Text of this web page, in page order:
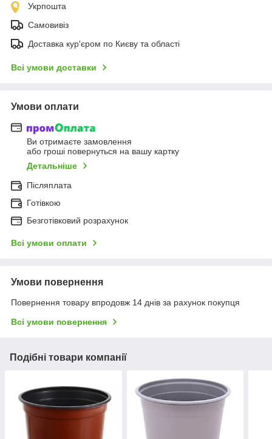
Укрпошта
Самовивіз
Доставка кур'єром по Києву та області
Всі умови доставки
Умови оплати
Ви отримаєте замовлення
або гроші повернуться на вашу картку
Детальніше
Післяплата
Готівкою
Безготівковий розрахунок
Всі умови оплати
Умови повернення
Повернення товару впродовж 14 днів за рахунок покупця
Всі умови повернення
Подібні товари компанії